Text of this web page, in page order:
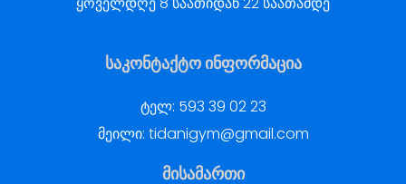
საკონტაქტო ინფორმაცია
ტელ: 593 39 02 23
მეილი: tidanigym@gmail.com
მისამართი